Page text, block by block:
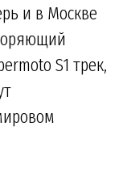
и в Москве
S1 трек,